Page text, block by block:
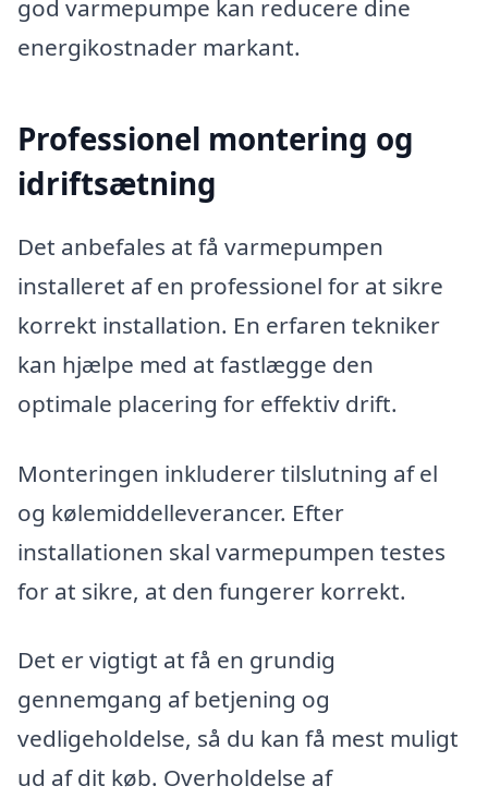
god varmepumpe kan reducere dine
energikostnader markant.
Professionel montering og
idriftsætning
Det anbefales at få varmepumpen
installeret af en professionel for at sikre
korrekt installation. En erfaren tekniker
kan hjælpe med at fastlægge den
optimale placering for effektiv drift.
Monteringen inkluderer tilslutning af el
og kølemiddelleverancer. Efter
installationen skal varmepumpen testes
for at sikre, at den fungerer korrekt.
Det er vigtigt at få en grundig
gennemgang af betjening og
vedligeholdelse, så du kan få mest muligt
ud af dit køb. Overholdelse af